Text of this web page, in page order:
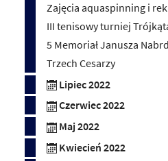
Zajęcia aquaspinning i
III tenisowy turniej
5 Memoriał Janusza
Trzech Cesarzy
Lipiec 2022
Czerwiec 2022
Maj 2022
Kwiecień 2022